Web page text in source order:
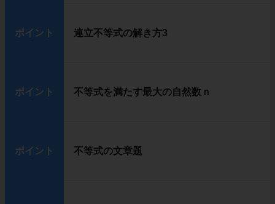
ポイント 連立不等式の解き方3
ポイント 不等式を満たす最大の自然数ｎ
ポイント 不等式の文章題